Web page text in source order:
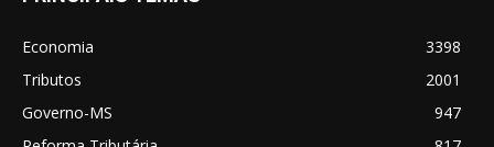
Economia
3398
Tributos
2001
Governo-MS
947